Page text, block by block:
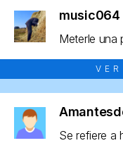
music064
Meterle una
Se refiere a